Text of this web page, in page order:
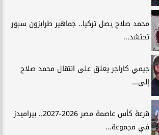
محمد صلاح يصل تركيا.. جماهير طرابزون سبور
تحتشد...
جيمي كاراجر يعلق على انتقال محمد صلاح
إلى...
قرعة كأس عاصمة مصر 2026-2027.. بيراميدز
في مجموعة...